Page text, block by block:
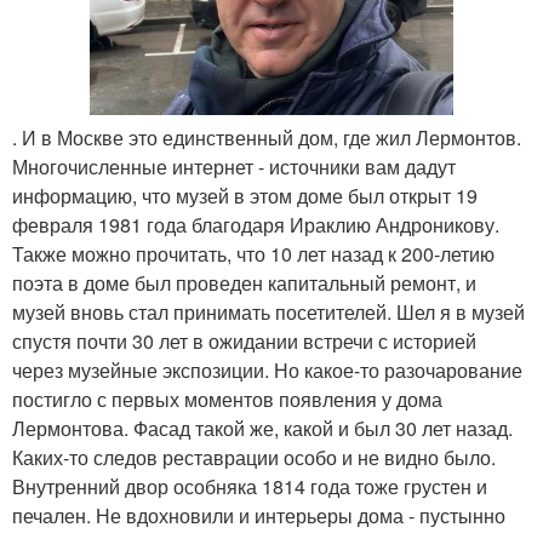
. И в Москве это единственный дом, где жил Лермонтов.
Многочисленные интернет - источники вам дадут
информацию, что музей в этом доме был открыт 19
февраля 1981 года благодаря Ираклию Андроникову.
Также можно прочитать, что 10 лет назад к 200-летию
поэта в доме был проведен капитальный ремонт, и
музей вновь стал принимать посетителей. Шел я в музей
спустя почти 30 лет в ожидании встречи с историей
через музейные экспозиции. Но какое-то разочарование
постигло с первых моментов появления у дома
Лермонтова. Фасад такой же, какой и был 30 лет назад.
Каких-то следов реставрации особо и не видно было.
Внутренний двор особняка 1814 года тоже грустен и
печален. Не вдохновили и интерьеры дома - пустынно